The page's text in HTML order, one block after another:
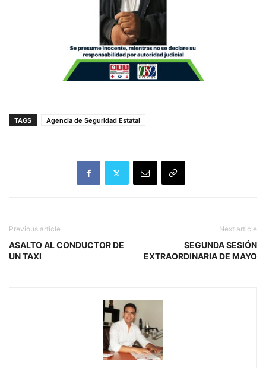
TAGS Agencia de Seguridad Estatal
Previous article
ASALTO AL CONDUCTOR DE
UN TAXI
Next article
SEGUNDA SESIÓN
EXTRAORDINARIA DE MAYO